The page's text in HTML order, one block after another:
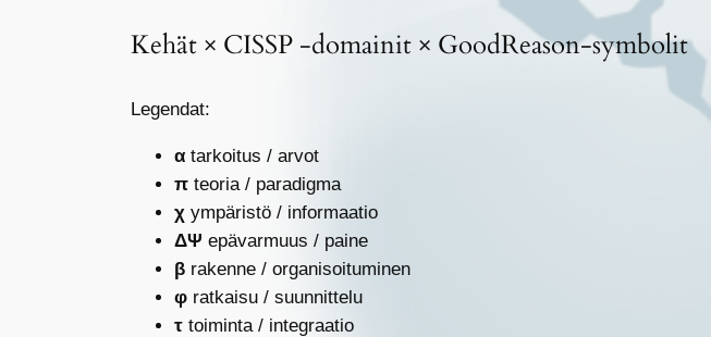
Kehät × CISSP -domainit × GoodReason-symbolit
Legendat:
α tarkoitus / arvot
π teoria / paradigma
χ ympäristö / informaatio
ΔΨ epävarmuus / paine
β rakenne / organisoituminen
φ ratkaisu / suunnittelu
τ toiminta / integraatio